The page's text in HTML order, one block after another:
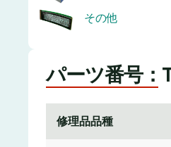
その他
パーツ番号：
修理品品種